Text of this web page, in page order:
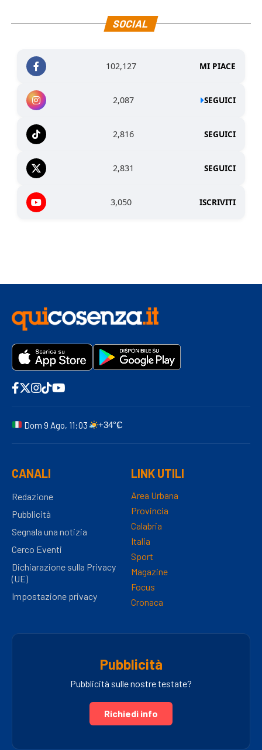
SOCIAL
102,127 MI PIACE
2,087 SEGUICI
2,816 SEGUICI
2,831 SEGUICI
3,050 ISCRIVITI
Dom 9 Ago, 11:03 +34°C
CANALI
Redazione
Pubblicità
Segnala una notizia
Cerco Eventi
Dichiarazione sulla Privacy
(UE)
Impostazione privacy
LINK UTILI
Area Urbana
Provincia
Calabria
Italia
Sport
Magazine
Focus
Cronaca
Pubblicità
Pubblicità sulle nostre testate?
Richiedi info